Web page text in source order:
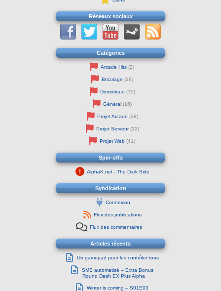
Réseaux sociaux
Catégories
Arcade Hits (2)
Bricolage (29)
Domotique (15)
Général (16)
Projet Arcade (38)
Projet Serveur(22)
Projet Web (41)
Spin-offs
AlphaK.net - The Dark Side
Syndication
Connexion
Flux des publications
Flux des commentaires
Articles récents
Un gamepad pour les contrôler tous
SMS automatisé – Extra Bonus
Round Dash EX Plus Alpha
Winter is coming – S01E03